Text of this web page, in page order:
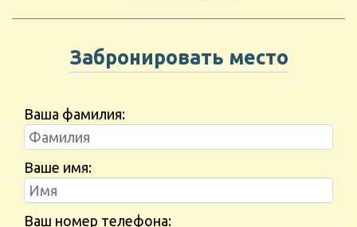
Забронировать место
Ваша фамилия:
Ваше имя:
Ваш номер телефона: